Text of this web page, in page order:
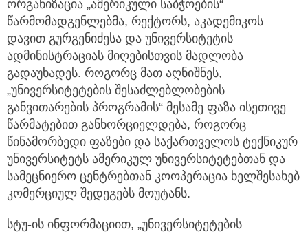
წარმომადგენლებმა, რექტორს, აკადემიკოს
დავით გურგენიძესა და უნივერსიტეტის
ადმინისტრაციას მიღებისთვის მადლობა
გადაუხადეს. როგორც მათ აღნიშნეს,
„უნივერსიტეტების შესაძლებლობების
განვითარების პროგრამის“ მესამე ფაზა ისეთივე
წარმატებით განხორციელდება, როგორც
წინამორბედი ფაზები და საქართველოს ტექნიკურ
უნივერსიტეტს ამერიკულ უნივერსიტეტებთან და
სამეცნიერო ცენტრებთან კოოპერაცია ხელშესახებ
კომერციულ შედეგებს მოუტანს.
შესაძლებლობების განვითარების პროგრამის“